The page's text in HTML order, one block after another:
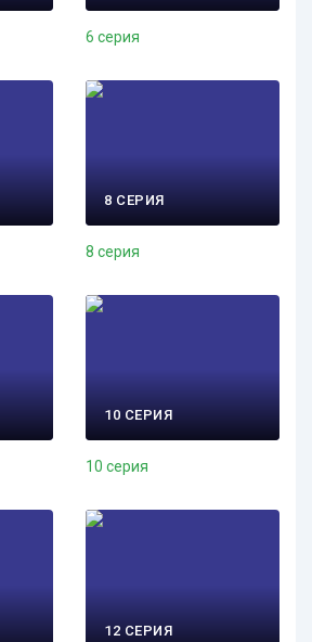
6 серия
8 СЕРИЯ
8 серия
10 СЕРИЯ
10 серия
12 СЕРИЯ